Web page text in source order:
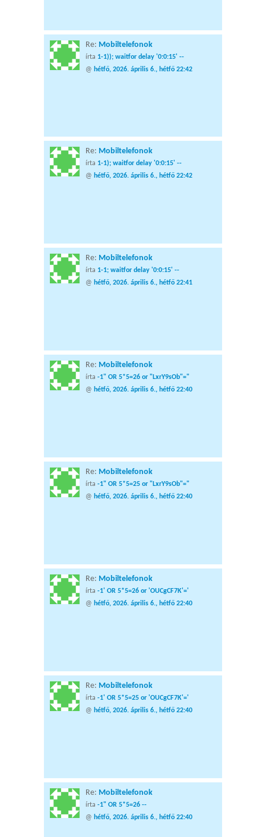
Re: Mobiltelefonok
írta 1-1)); waitfor delay '0:0:15' --
@ hétfő, 2026. április 6., hétfő 22:42
Re: Mobiltelefonok
írta 1-1); waitfor delay '0:0:15' --
@ hétfő, 2026. április 6., hétfő 22:42
Re: Mobiltelefonok
írta 1-1; waitfor delay '0:0:15' --
@ hétfő, 2026. április 6., hétfő 22:41
Re: Mobiltelefonok
írta -1" OR 5*5=26 or "LxrY9sOb"="
@ hétfő, 2026. április 6., hétfő 22:40
Re: Mobiltelefonok
írta -1" OR 5*5=25 or "LxrY9sOb"="
@ hétfő, 2026. április 6., hétfő 22:40
Re: Mobiltelefonok
írta -1' OR 5*5=26 or 'OUCgCF7K'='
@ hétfő, 2026. április 6., hétfő 22:40
Re: Mobiltelefonok
írta -1' OR 5*5=25 or 'OUCgCF7K'='
@ hétfő, 2026. április 6., hétfő 22:40
Re: Mobiltelefonok
írta -1" OR 5*5=26 --
@ hétfő, 2026. április 6., hétfő 22:40